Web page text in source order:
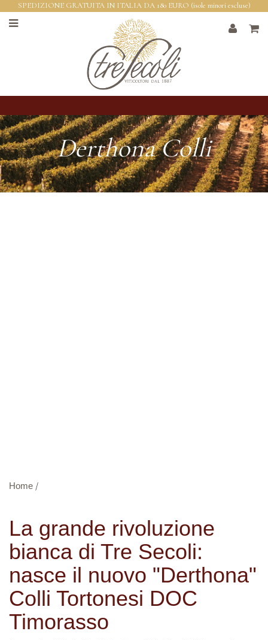
SPEDIZIONE GRATUITA IN ITALIA DA 180 EURO (isole minori escluse)
Derthona Colli
Home /
La grande rivoluzione
bianca di Tre Secoli:
nasce il nuovo "Derthona"
Colli Tortonesi DOC
Timorasso